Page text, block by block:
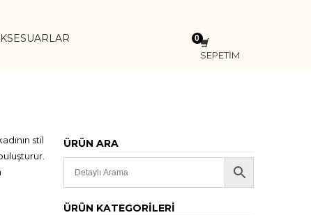
SEPETİM
stil
ÜRÜN ARA
ÜRÜN KATEGORILERI